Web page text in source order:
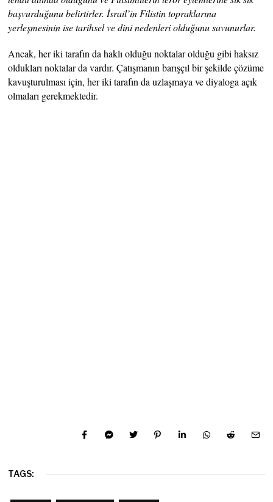
başvurduğunu belirtirler. İsrail’in Filistin topraklarına
yerleşmesinin ise tarihsel ve dini nedenleri olduğunu savunurlar.
Ancak, her iki tarafın da haklı olduğu noktalar olduğu gibi haksız
oldukları noktalar da vardır. Çatışmanın barışçıl bir şekilde çözüme
kavuşturulması için, her iki tarafın da uzlaşmaya ve diyaloga açık
olmaları gerekmektedir.
TAGS: